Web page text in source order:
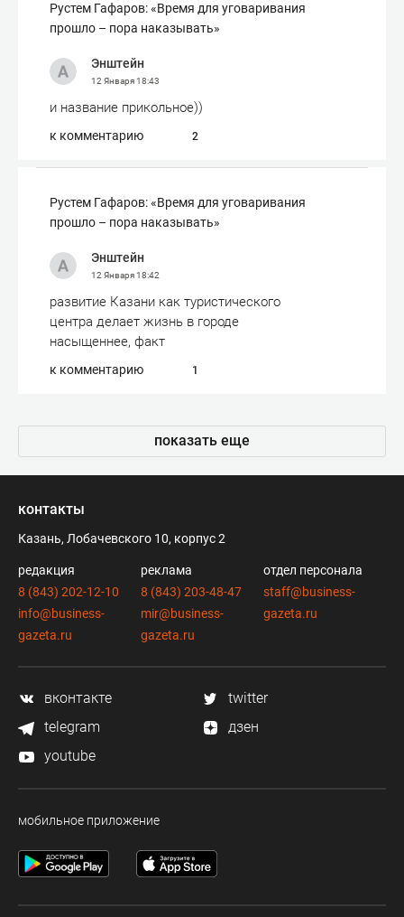
Рустем Гафаров: «Время для уговаривания
прошло – пора наказывать»
Энштейн
12 Января18:43
и название прикольное))
к комментарию 2
Рустем Гафаров: «Время для уговаривания
прошло – пора наказывать»
Энштейн
12 Января18:42
развитие Казани как туристического
центра делает жизнь в городе
насыщеннее, факт
к комментарию 1
показать еще
контакты
Казань, Лобачевского 10, корпус 2
редакция
8 (843) 202-12-10
info@business-
gazeta.ru
реклама
8 (843) 203-48-47
mir@business-
gazeta.ru
отдел персонала
staff@business-
gazeta.ru
вконтакте
twitter
telegram
дзен
youtube
мобильное приложение